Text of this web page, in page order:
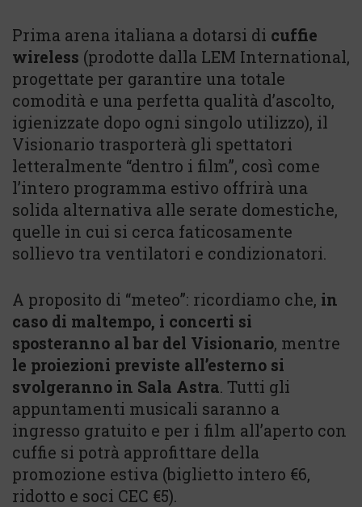
Prima arena italiana a dotarsi di cuffie
wireless (prodotte dalla LEM International,
progettate per garantire una totale
comodità e una perfetta qualità d’ascolto,
igienizzate dopo ogni singolo utilizzo), il
Visionario trasporterà gli spettatori
letteralmente “dentro i film”, così come
l’intero programma estivo offrirà una
solida alternativa alle serate domestiche,
quelle in cui si cerca faticosamente
sollievo tra ventilatori e condizionatori.
A proposito di “meteo”: ricordiamo che, in
caso di maltempo, i concerti si
sposteranno al bar del Visionario, mentre
le proiezioni previste all’esterno si
svolgeranno in Sala Astra. Tutti gli
appuntamenti musicali saranno a
ingresso gratuito e per i film all’aperto con
cuffie si potrà approfittare della
promozione estiva (biglietto intero €6,
ridotto e soci CEC €5).